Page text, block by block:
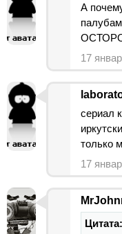
А
17
сериал
только
17